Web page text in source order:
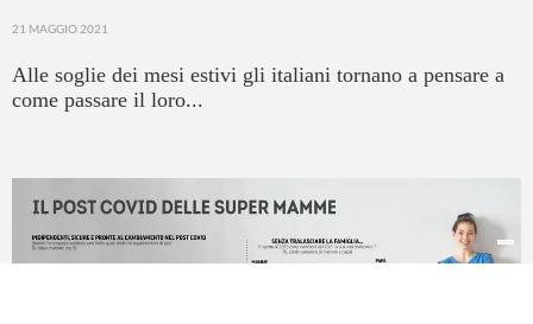
21 MAGGIO 2021
Alle soglie dei mesi estivi gli italiani tornano a pensare a
come passare il loro...